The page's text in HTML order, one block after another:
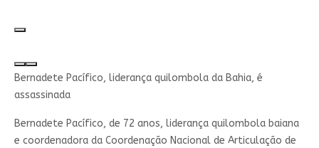
Minimizar vídeo
Tela cheia
Bernadete Pacífico, liderança quilombola da Bahia, é
assassinada
Bernadete Pacífico, de 72 anos, liderança quilombola baiana
e coordenadora da Coordenação Nacional de Articulação de